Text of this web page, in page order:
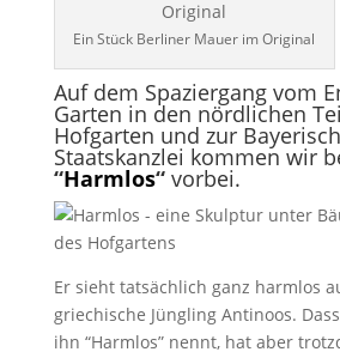
Ein Stück Berliner Mauer im Original
Auf dem Spaziergang vom
Garten in den nördlichen
Hofgarten und zur
Staatskanzlei kommen wir
“Harmlos“vorbei.
Er sieht tatsächlich ganz harmlos
griechische Jüngling Antinoos.
ihn “Harmlos” nennt, hat aber